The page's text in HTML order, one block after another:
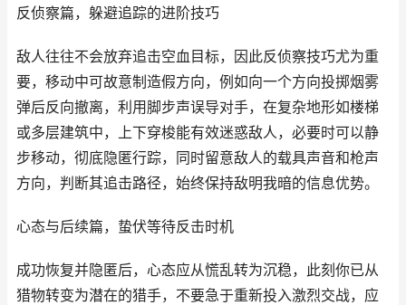
反侦察篇，躲避追踪的进阶技巧
敌人往往不会放弃追击空血目标，因此反侦察技巧尤为重
要，移动中可故意制造假方向，例如向一个方向投掷烟雾
弹后反向撤离，利用脚步声误导对手，在复杂地形如楼梯
或多层建筑中，上下穿梭能有效迷惑敌人，必要时可以静
步移动，彻底隐匿行踪，同时留意敌人的载具声音和枪声
方向，判断其追击路径，始终保持敌明我暗的信息优势。
心态与后续篇，蛰伏等待反击时机
成功恢复并隐匿后，心态应从慌乱转为沉稳，此刻你已从
猎物转变为潜在的猎手，不要急于重新投入激烈交战，应